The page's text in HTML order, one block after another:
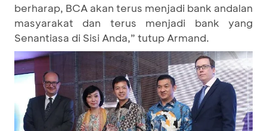
berharap, BCA akan terus menjadi bank andalan
masyarakat dan terus menjadi bank yang
Senantiasa di Sisi Anda,” tutup Armand.